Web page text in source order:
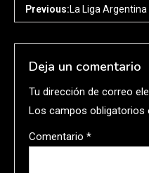
Previous:La Liga
Deja un comentario
Tu dirección de correo
Los campos obligatorios
Comentario *